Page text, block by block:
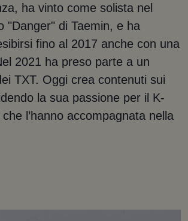
ha vinto come solista nel
"Danger" di Taemin, e ha
fino al 2017 anche con una
2021 ha preso parte a un
TXT. Oggi crea contenuti sui
la sua passione per il K-
l’hanno accompagnata nella